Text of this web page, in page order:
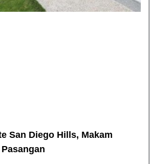
San Diego Hills, Makam